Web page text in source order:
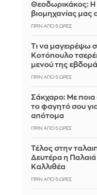
Θεοδωρικάκος: Η
βιομηχανίας
ΠΡΙΝ ΑΠΌ 5 ΏΡΕΣ
Τι να μαγειρέψω
Κοτόπουλο
μενού της
ΠΡΙΝ ΑΠΌ 5 ΏΡΕΣ
Σάκχαρο: Με ποια
το φαγητό σου
απότομα
ΠΡΙΝ ΑΠΌ 5 ΏΡΕΣ
Τέλος στην
Δευτέρα η
Καλλιθέα
ΠΡΙΝ ΑΠΌ 5 ΏΡΕΣ